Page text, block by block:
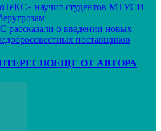
научит студентов МТУСИ
о введении новых
поставщиков
ЕЩЕ ОТ АВТОРА